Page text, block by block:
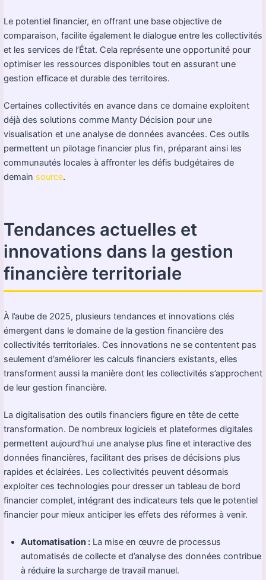
Le potentiel financier, en offrant une base objective de
comparaison, facilite également le dialogue entre les collectivités
et les services de l’État. Cela représente une opportunité pour
optimiser les ressources disponibles tout en assurant une
gestion efficace et durable des territoires.
Certaines collectivités en avance dans ce domaine exploitent
déjà des solutions comme Manty Décision pour une
visualisation et une analyse de données avancées. Ces outils
permettent un pilotage financier plus fin, préparant ainsi les
communautés locales à affronter les défis budgétaires de
demain source.
Tendances actuelles et
innovations dans la gestion
financière territoriale
À l’aube de 2025, plusieurs tendances et innovations clés
émergent dans le domaine de la gestion financière des
collectivités territoriales. Ces innovations ne se contentent pas
seulement d’améliorer les calculs financiers existants, elles
transforment aussi la manière dont les collectivités s’approchent
de leur gestion financière.
La digitalisation des outils financiers figure en tête de cette
transformation. De nombreux logiciels et plateformes digitales
permettent aujourd’hui une analyse plus fine et interactive des
données financières, facilitant des prises de décisions plus
rapides et éclairées. Les collectivités peuvent désormais
exploiter ces technologies pour dresser un tableau de bord
financier complet, intégrant des indicateurs tels que le potentiel
financier pour mieux anticiper les effets des réformes à venir.
Automatisation : La mise en œuvre de processus
automatisés de collecte et d’analyse des données contribue
à réduire la surcharge de travail manuel.